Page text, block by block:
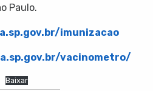
Paulo.
imunizacao
vacinometro/
Baixar